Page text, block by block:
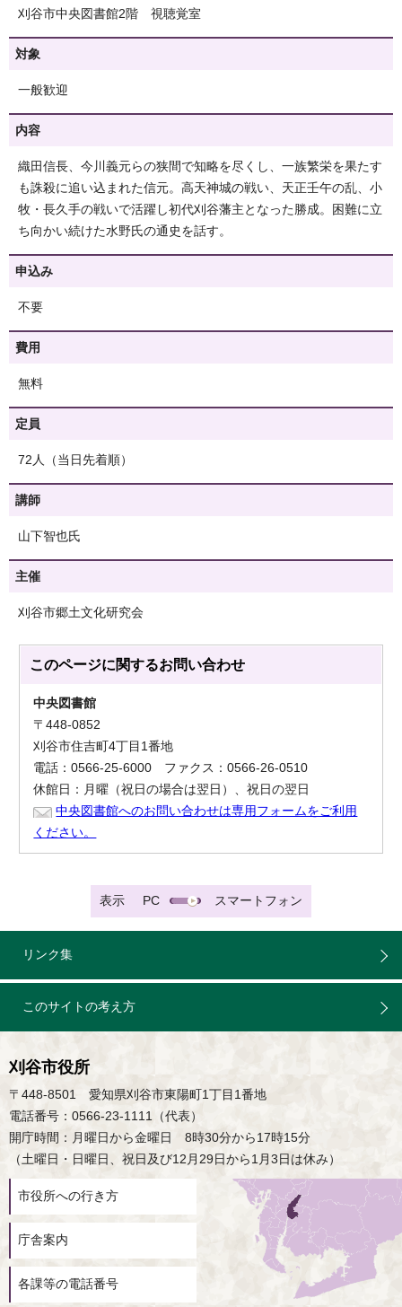
刈谷市中央図書館2階 視聴覚室
対象
一般歓迎
内容
織田信長、今川義元らの狭間で知略を尽くし、一族繁栄を果たす
も誅殺に追い込まれた信元。高天神城の戦い、天正壬午の乱、小
牧・長久手の戦いで活躍し初代刈谷藩主となった勝成。困難に立
ち向かい続けた水野氏の通史を話す。
申込み
不要
費用
無料
定員
72人（当日先着順）
講師
山下智也氏
主催
刈谷市郷土文化研究会
このページに関するお問い合わせ
中央図書館
〒448-0852
刈谷市住吉町4丁目1番地
電話：0566-25-6000 ファクス：0566-26-0510
休館日：月曜（祝日の場合は翌日）、祝日の翌日
中央図書館へのお問い合わせは専用フォームをご利用
ください。
表示 PC スマートフォン
リンク集
このサイトの考え方
刈谷市役所
〒448-8501 愛知県刈谷市東陽町1丁目1番地
電話番号：0566-23-1111（代表）
開庁時間：月曜日から金曜日 8時30分から17時15分
（土曜日・日曜日、祝日及び12月29日から1月3日は休み）
市役所への行き方
庁舎案内
各課等の電話番号